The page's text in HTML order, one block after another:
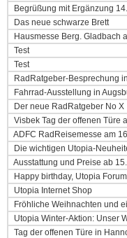
Begrüßung mit Ergänzung
Das neue schwarze Brett
Hausmesse Berg. Gladbach
Test
Test
RadRatgeber-Besprechung
Fahrrad-Ausstellung in
Der neue RadRatgeber No X
Visbek Tag der offenen Türe
ADFC RadReisemesse am
Die wichtigen Utopia-
Ausstattung und Preise ab
Happy birthday, Utopia Forum
Utopia Internet Shop
Fröhliche Weihnachten und
Utopia Winter-Aktion: Unser
Tag der offenen Türe in